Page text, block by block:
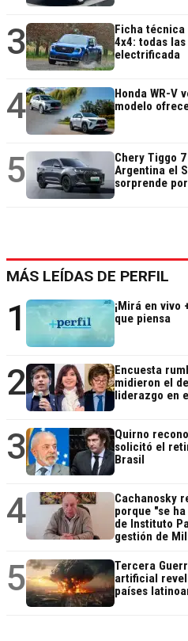
3
Ficha
4x4: todas
electrificada
4
Honda WR-V
modelo
5
Chery Tiggo
Argentina el
sorprende
MÁS LEÍDAS DE PERFIL
1
¡Mirá en vivo
que piensa
2
Encuesta
midieron el
liderazgo en
3
Quirno
solicitó el
Brasil
4
Cachanosky
porque "se
de Instituto
gestión de
5
Tercera
artificial
países